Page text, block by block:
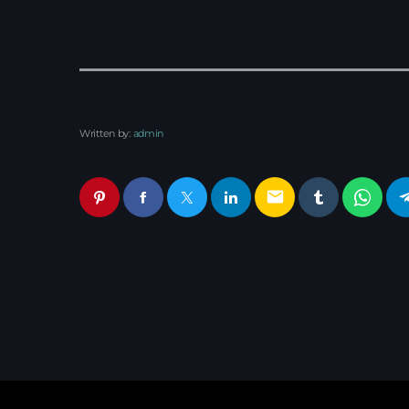
Written by: admin
email